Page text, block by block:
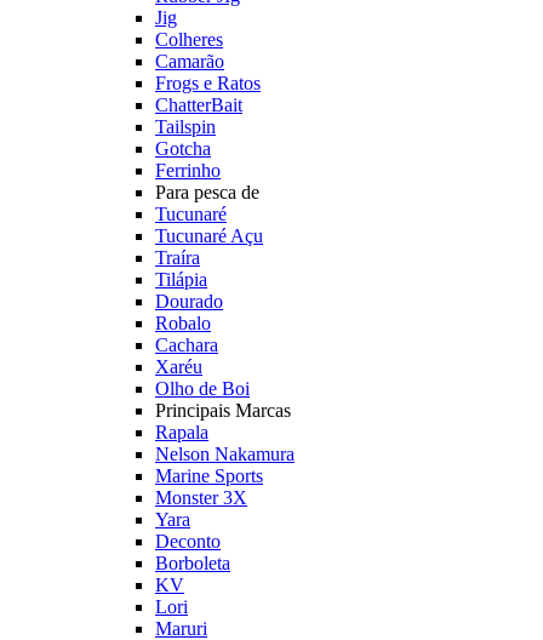
Jig
Colheres
Camarão
Frogs e Ratos
ChatterBait
Tailspin
Gotcha
Ferrinho
Para pesca de
Tucunaré
Tucunaré Açu
Traíra
Tilápia
Dourado
Robalo
Cachara
Xaréu
Olho de Boi
Principais Marcas
Rapala
Nelson Nakamura
Marine Sports
Monster 3X
Yara
Deconto
Borboleta
KV
Lori
Maruri